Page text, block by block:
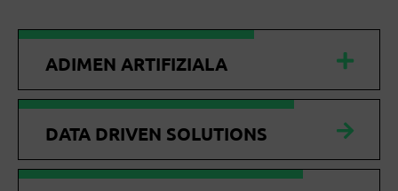
ADIMEN ARTIFIZIALA
DATA DRIVEN SOLUTIONS